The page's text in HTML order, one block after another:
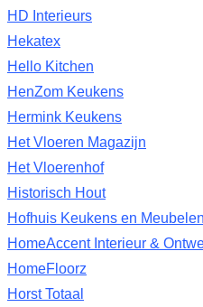
HD Interieurs
Hekatex
Hello Kitchen
HenZom Keukens
Hermink Keukens
Het Vloeren Magazijn
Het Vloerenhof
Historisch Hout
Hofhuis Keukens en Meubelen
HomeAccent Interieur &
HomeFloorz
Horst Totaal